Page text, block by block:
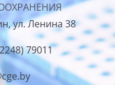
ул. Ленина 38
79011